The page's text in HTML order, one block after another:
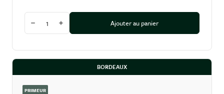
Diminuer la quantité
Augmenter la quantitéAjouter au panier
BORDEAUX
PRIMEUR